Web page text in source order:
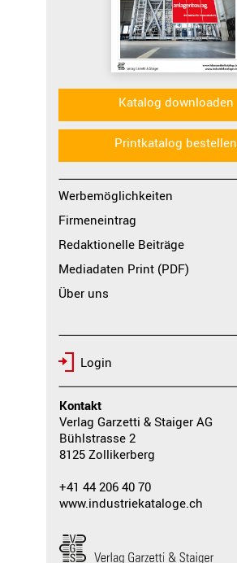
Katalog downloaden
Printkatalog bestellen
Werbemöglichkeiten
Firmeneintrag
Redaktionelle Beiträge
Mediadaten Print (PDF)
Über uns
Login
Kontakt
Verlag Garzetti & Staiger AG
Bühlstrasse 2
8125 Zollikerberg
+41 44 206 40 70
www.industriekataloge.ch